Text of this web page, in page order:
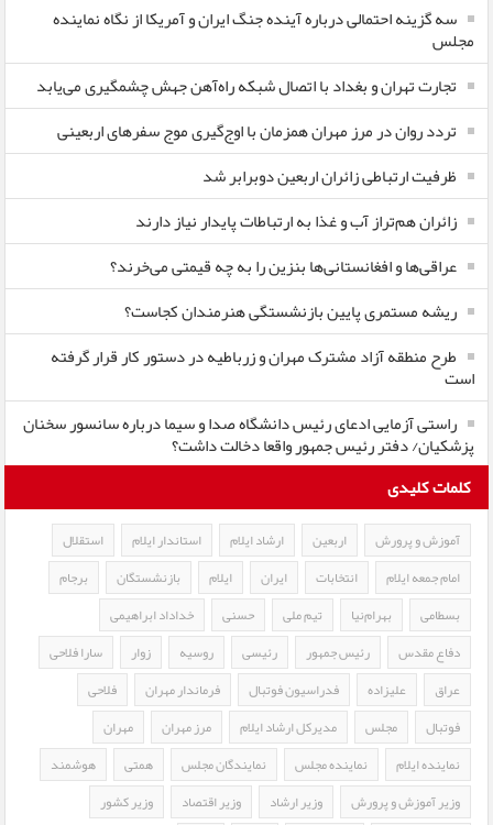
سه گزینه احتمالی درباره آینده جنگ ایران و آمریکا از نگاه نماینده
مجلس
تجارت تهران و بغداد با اتصال شبکه راه‌آهن جهش چشمگیری می‌یابد
تردد روان در مرز مهران همزمان با اوج‌گیری موج سفرهای اربعینی
ظرفیت ارتباطی زائران اربعین دوبرابر شد
زائران هم‌تراز آب و غذا به ارتباطات پایدار نیاز دارند
عراقی‌ها و افغانستانی‌ها بنزین را به چه قیمتی می‌خرند؟
ریشه مستمری پایین بازنشستگی هنرمندان کجاست؟
طرح منطقه آزاد مشترک مهران و زرباطیه در دستور کار قرار گرفته
است
راستی آزمایی ادعای رئیس دانشگاه صدا و سیما درباره سانسور سخنان
پزشکیان/ دفتر رئیس جمهور واقعا دخالت داشت؟
کلمات کلیدی
آموزش و پرورش اربعین ارشاد ایلام استاندار ایلام
استقلال
امام جمعه ایلام
انتخابات ایران ایلام بازنشستگان
برجام
بسطامی
بهرام‌نیا تیم ملی حسنی
خداداد ابراهیمی
دفاع مقدس
رئیس جمهور رئیسی روسیه زوار
سارا فلاحی
عراق
علیزاده فدراسیون فوتبال فرماندار مهران
فلاحی
فوتبال
مجلس مدیرکل ارشاد ایلام مرز مهران
مهران
نماینده ایلام
نماینده مجلس نمایندگان مجلس همتی
هوشمند
وزیر آموزش و پرورش
وزیر ارشاد وزیر اقتصاد
وزیر کشور